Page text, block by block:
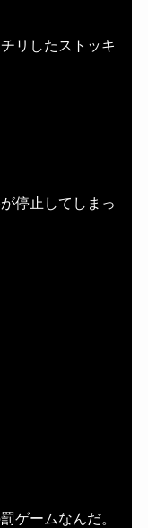
リしたストッキ
停止してしまっ
ゲームなんだ。